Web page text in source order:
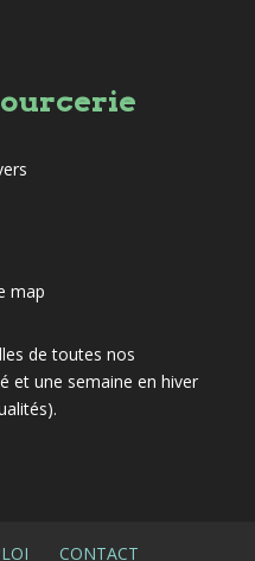
map
de toutes nos
et une semaine en hiver
.
CONTACT